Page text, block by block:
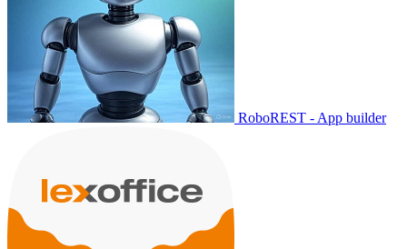
RoboREST - App builder